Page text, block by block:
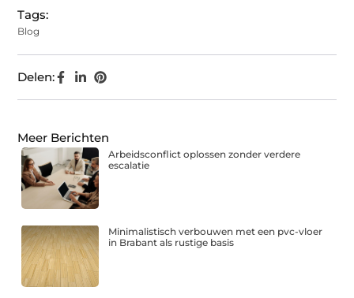
Tags:
Blog
Delen:
Meer Berichten
Arbeidsconflict oplossen zonder verdere
escalatie
Minimalistisch verbouwen met een pvc-vloer
in Brabant als rustige basis